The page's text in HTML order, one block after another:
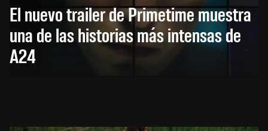
El nuevo trailer de Primetime muestra
una de las historias más intensas de
A24